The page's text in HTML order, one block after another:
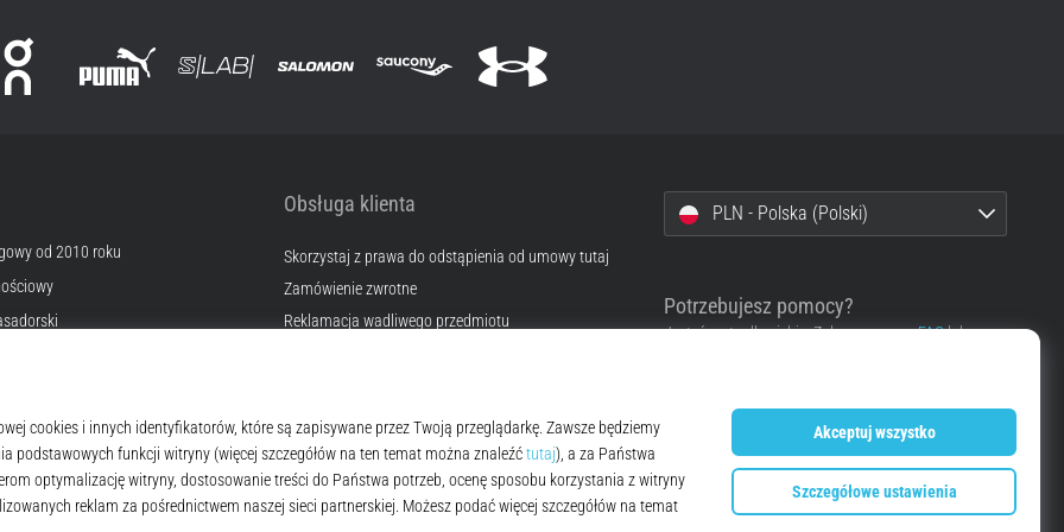
od 2010 roku
Obsługa klienta
Skorzystaj z prawa do odstąpienia od umowy tutaj
Zamówienie zwrotne
Reklamacja wadliwego przedmiotu
Kontakt
Często zadawane pytania
Polityka prywatności
PLN - Polska (Polski)
Potrzebujesz pomocy?
Jesteśmy tu dla ciebie. Zobacz, proszę,FAQlub
Skontaktować się z pomocą